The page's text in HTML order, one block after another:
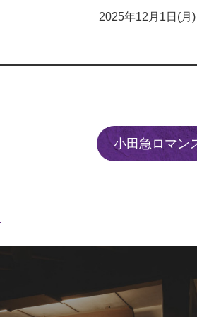
2025年12月1日(
小田急ロマン